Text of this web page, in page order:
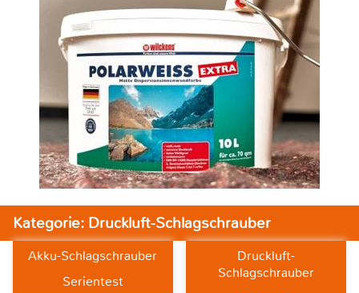
Kategorie: Druckluft-Schlagschrauber
Akku-Schlagschrauber
Serientest
Druckluft-
Schlagschrauber